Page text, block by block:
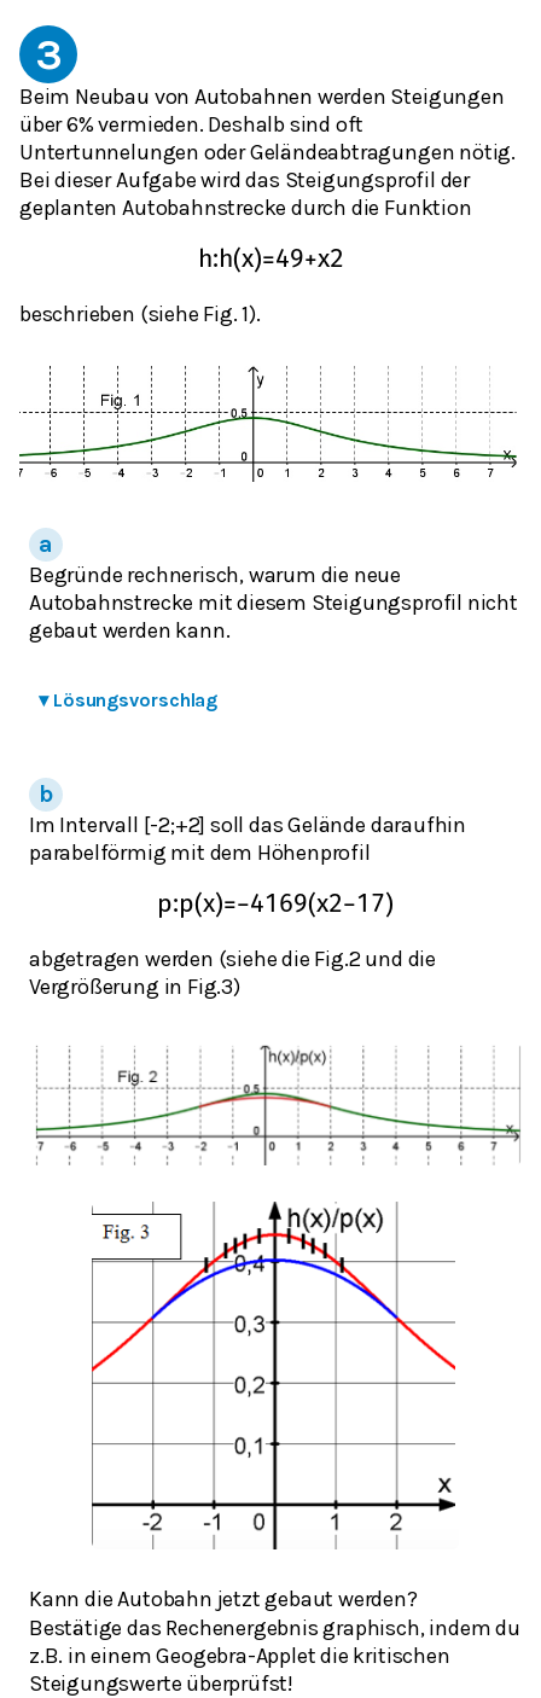
3
Beim Neubau von Autobahnen werden Steigungen
über 6% vermieden. Deshalb sind oft
Untertunnelungen oder Geländeabtragungen nötig.
Bei dieser Aufgabe wird das Steigungsprofil der
geplanten Autobahnstrecke durch die Funktion
h: h(x)=49+x2
beschrieben (siehe Fig. 1).
Begründe rechnerisch, warum die neue
Autobahnstrecke mit diesem Steigungsprofil nicht
gebaut werden kann.
▾ Lösungsvorschlag
Im Intervall [-2;+2] soll das Gelände daraufhin
parabelförmig mit dem Höhenprofil
p:p(x)=−4169(x2−17)
abgetragen werden (siehe die Fig.2 und die
Vergrößerung in Fig.3)
Kann die Autobahn jetzt gebaut werden?
Bestätige das Rechenergebnis graphisch, indem du
z.B. in einem Geogebra-Applet die kritischen
Steigungswerte überprüfst!